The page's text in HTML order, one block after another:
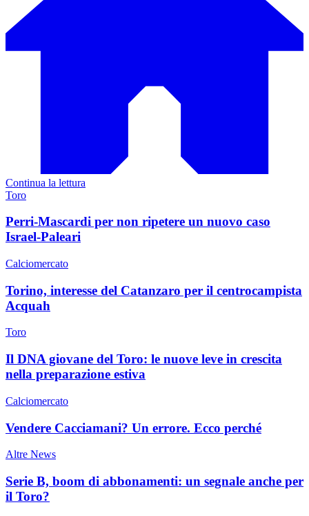
Continua la lettura
Toro
Perri-Mascardi per non ripetere un nuovo caso
Israel-Paleari
Calciomercato
Torino, interesse del Catanzaro per il centrocampista
Acquah
Toro
Il DNA giovane del Toro: le nuove leve in crescita
nella preparazione estiva
Calciomercato
Vendere Cacciamani? Un errore. Ecco perché
Altre News
Serie B, boom di abbonamenti: un segnale anche per
il Toro?